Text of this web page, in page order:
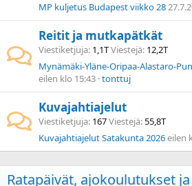
MP kuljetus Budapest viikko 28
Reitit ja mutkapätkät
Viestiketjuja 1,1TViestejä 12,2T
Mynämäki-Yläne-Oripaa-Alastaro-
eilen klo 15:43 tonttuj
Kuvajahtiajelut
Viestiketjuja 167Viestejä 55,8T
Kuvajahtiajelut Satakunta 2026eilen
Ratapäivät, ajokoulutukset